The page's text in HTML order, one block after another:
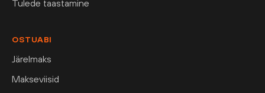
Tulede taastamine
OSTUABI
Järelmaks
Makseviisid